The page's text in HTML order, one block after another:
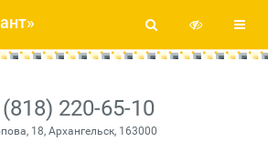
220-65-10
18, Архангельск, 163000